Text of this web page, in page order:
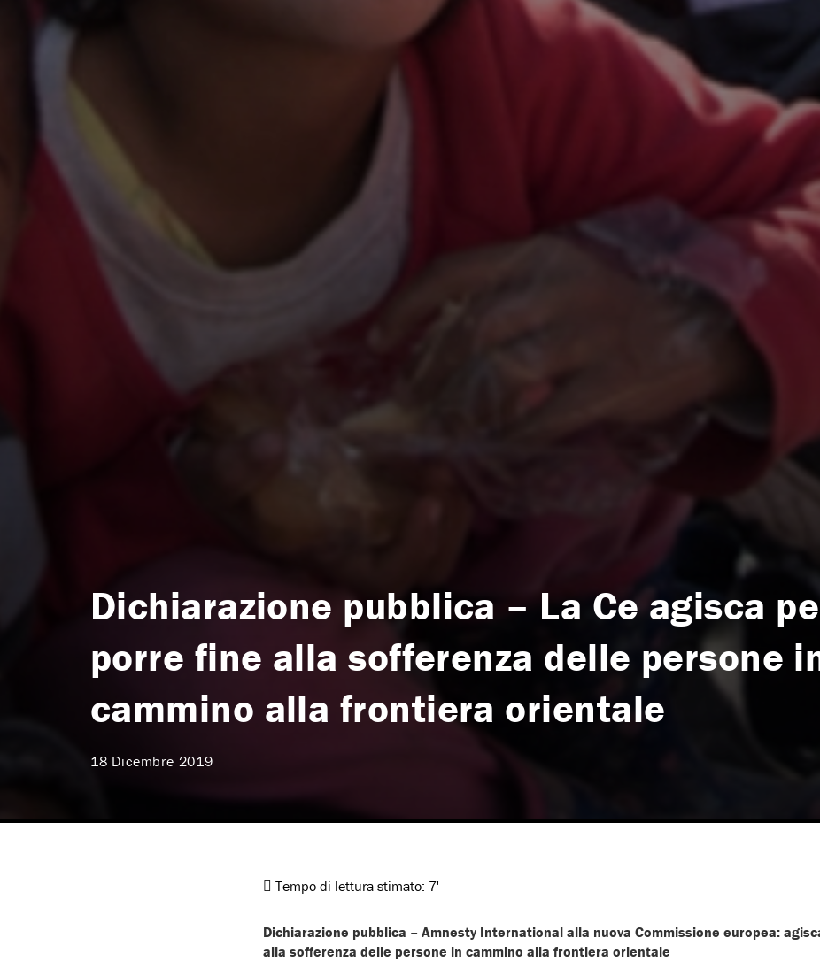
Dichiarazione pubblica – La Ce agisca
porre fine alla sofferenza delle persone
cammino alla frontiera orientale
18 Dicembre 2019
Tempo di lettura stimato: 7'
Dichiarazione pubblica – Amnesty International alla nuova Commissione europea:
alla sofferenza delle persone in cammino alla frontiera orientale